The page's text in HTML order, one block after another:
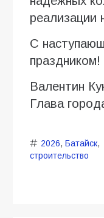
реализации
С
праздником!
Валентин
Глава
2026, Батайск,
строительство